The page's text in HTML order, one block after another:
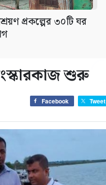
প্রকল্পের ৩০টি ঘর
শুরু
Facebook Tweet